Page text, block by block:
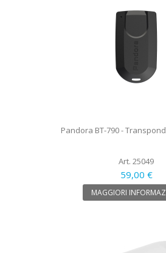
Pandora BT-790 -
Art. 25049
59,00 €
MAGGIORI